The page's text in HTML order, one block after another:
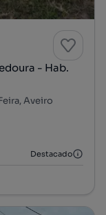
- Hab.
Aveiro
Destacado